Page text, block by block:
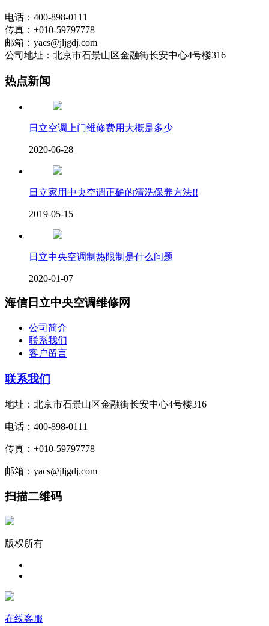
电话：400-898-0111
传真：+010-59797778
邮箱：yacs@jljgdj.com
公司地址：北京市石景山区金融街长安中心4号楼316
热点新闻
日立空调上门维修费用大概是多少
2020-06-28
日立家用中央空调正确的清洗保养方法!!
2019-05-15
日立中央空调制热限制是什么问题
2020-01-07
海信日立中央空调维修网
公司简介
联系我们
客户留言
联系我们
地址：北京市石景山区金融街长安中心4号楼316
电话：400-898-0111
传真：+010-59797778
邮箱：yacs@jljgdj.com
扫描二维码
版权所有
在线客服